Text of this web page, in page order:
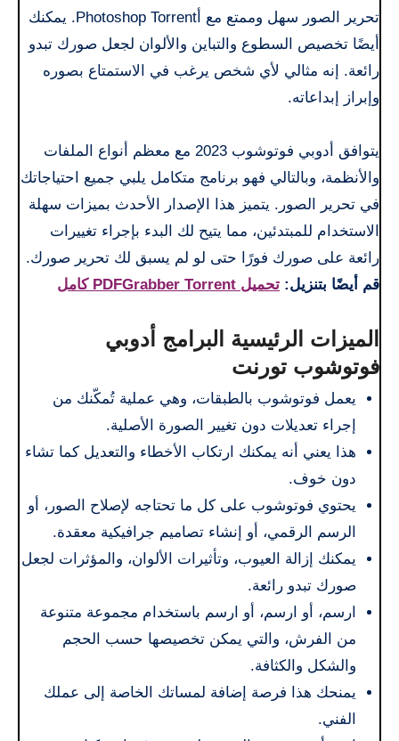
تحرير الصور سهل وممتع مع أPhotoshop Torrent. يمكنك
أيضًا تخصيص السطوع والتباين والألوان لجعل صورك تبدو
رائعة. إنه مثالي لأي شخص يرغب في الاستمتاع بصوره
وإبراز إبداعاته.
يتوافق أدوبي فوتوشوب 2023 مع معظم أنواع الملفات
والأنظمة، وبالتالي فهو برنامج متكامل يلبي جميع احتياجاتك
في تحرير الصور. يتميز هذا الإصدار الأحدث بميزات سهلة
الاستخدام للمبتدئين، مما يتيح لك البدء بإجراء تغييرات
رائعة على صورك فورًا حتى لو لم يسبق لك تحرير صورك.
قم أيضًا بتنزيل: تحميل PDFGrabber Torrent كامل
الميزات الرئيسية البرامج أدوبي
فوتوشوب تورنت
يعمل فوتوشوب بالطبقات، وهي عملية تُمكّنك من
إجراء تعديلات دون تغيير الصورة الأصلية.
هذا يعني أنه يمكنك ارتكاب الأخطاء والتعديل كما تشاء
دون خوف.
يحتوي فوتوشوب على كل ما تحتاجه لإصلاح الصور، أو
الرسم الرقمي، أو إنشاء تصاميم جرافيكية معقدة.
يمكنك إزالة العيوب، وتأثيرات الألوان، والمؤثرات لجعل
صورك تبدو رائعة.
ارسم، أو ارسم، أو ارسم باستخدام مجموعة متنوعة
من الفرش، والتي يمكن تخصيصها حسب الحجم
والشكل والكثافة.
يمنحك هذا فرصة إضافة لمساتك الخاصة إلى عملك
الفني.